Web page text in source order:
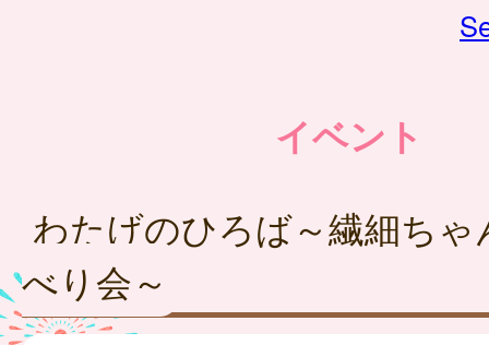
イベント
わたげのひろば～繊細ち
べり会～